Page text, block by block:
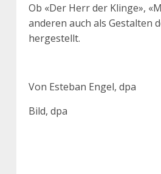
Ob «Der Herr der Klinge»,
anderen auch als Gestalten
hergestellt.
Von Esteban Engel, dpa
Bild, dpa